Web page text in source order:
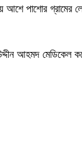
পাশোর গ্রামের
আহমদ মেডিকেল